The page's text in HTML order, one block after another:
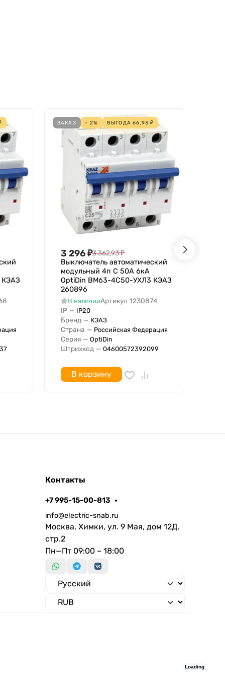
КЭАЗ
ЗАКАЗ - 2% ВЫГОДА66,93 ₽
3 296₽3 362,93₽
Выключатель автоматический
модульный 4п C 50А 6кА
OptiDin BM63-4C50-УХЛ3 КЭАЗ
260896
В наличииАртикул 1230874
IP — IP20
Бренд — КЭАЗ
Страна — Российская Федерация
Серия — OptiDin
Штрихкод — 04600572392099
В корзину
Контакты
+7 995-15-00-813
info@electric-snab.ru
Москва, Химки, ул. 9 Мая, дом 12Д,
стр.2
Пн—Пт 09:00 – 18:00
Loading